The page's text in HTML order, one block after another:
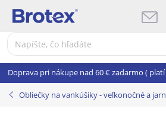
Prejsť
obsah
Doprava pri nákupe nad 60 € zadarmo (
Obliečky na vankúšiky - veľkonočné a